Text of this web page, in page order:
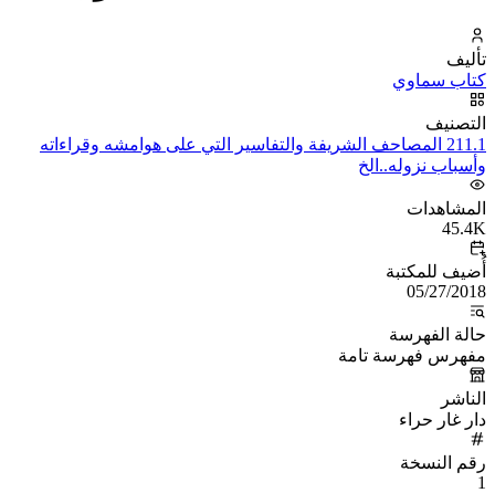
تأليف
كتاب سماوي
التصنيف
211.1 المصاحف الشريفة والتفاسير التي على هوامشه وقراءاته
وأسباب نزوله..الخ
المشاهدات
45.4K
أُضيف للمكتبة
05/27/2018
حالة الفهرسة
مفهرس فهرسة تامة
الناشر
دار غار حراء
رقم النسخة
1